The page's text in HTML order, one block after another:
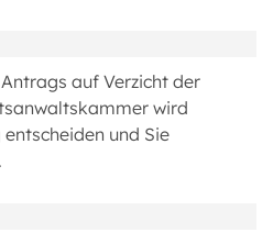
auf Verzicht der
wird
und Sie